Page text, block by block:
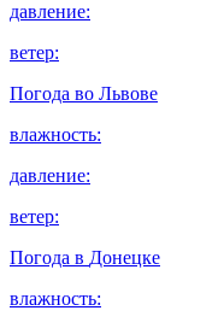
давление:
ветер:
Погода во Львове
влажность:
давление:
ветер:
Погода в Донецке
влажность: